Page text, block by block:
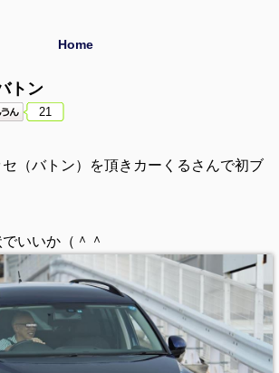
Home
トン
21
（バトン）を頂きカーくるさんで初ブ
いいか（＾＾